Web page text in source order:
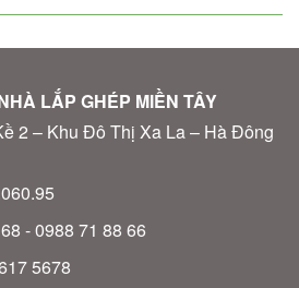
LẮP GHÉP MIỀN TÂY
2 – Khu Đô Thị Xa La – Hà Đông
- 0988 71 88 66
5678